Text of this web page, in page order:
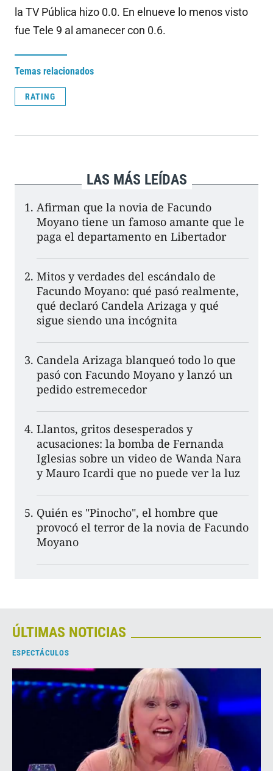
la TV Pública hizo 0.0. En elnueve lo menos visto
fue Tele 9 al amanecer con 0.6.
Temas relacionados
RATING
LAS MÁS LEÍDAS
Afirman que la novia de Facundo
Moyano tiene un famoso amante que le
paga el departamento en Libertador
Mitos y verdades del escándalo de
Facundo Moyano: qué pasó realmente,
qué declaró Candela Arizaga y qué
sigue siendo una incógnita
Candela Arizaga blanqueó todo lo que
pasó con Facundo Moyano y lanzó un
pedido estremecedor
Llantos, gritos desesperados y
acusaciones: la bomba de Fernanda
Iglesias sobre un video de Wanda Nara
y Mauro Icardi que no puede ver la luz
Quién es "Pinocho", el hombre que
provocó el terror de la novia de Facundo
Moyano
ÚLTIMAS NOTICIAS
ESPECTÁCULOS